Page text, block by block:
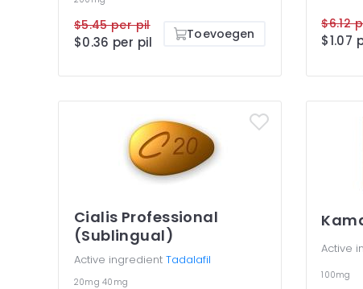
$5.45 per pil
$0.36 per pil Toevoegen
$6.12
$1.07
Cialis Professional
(Sublingual)
Active ingredient Tadalafil
20mg 40mg
Active
100mg